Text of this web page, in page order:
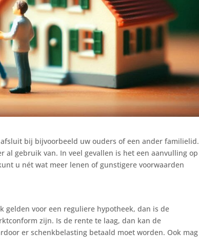
bij bijvoorbeeld uw ouders of een ander familielid.
al gebruik van. In veel gevallen is het een aanvulling op
u nét wat meer lenen of gunstigere voorwaarden
gelden voor een reguliere hypotheek, dan is de
zijn. Is de rente te laag, dan kan de
er schenkbelasting betaald moet worden. Ook mag